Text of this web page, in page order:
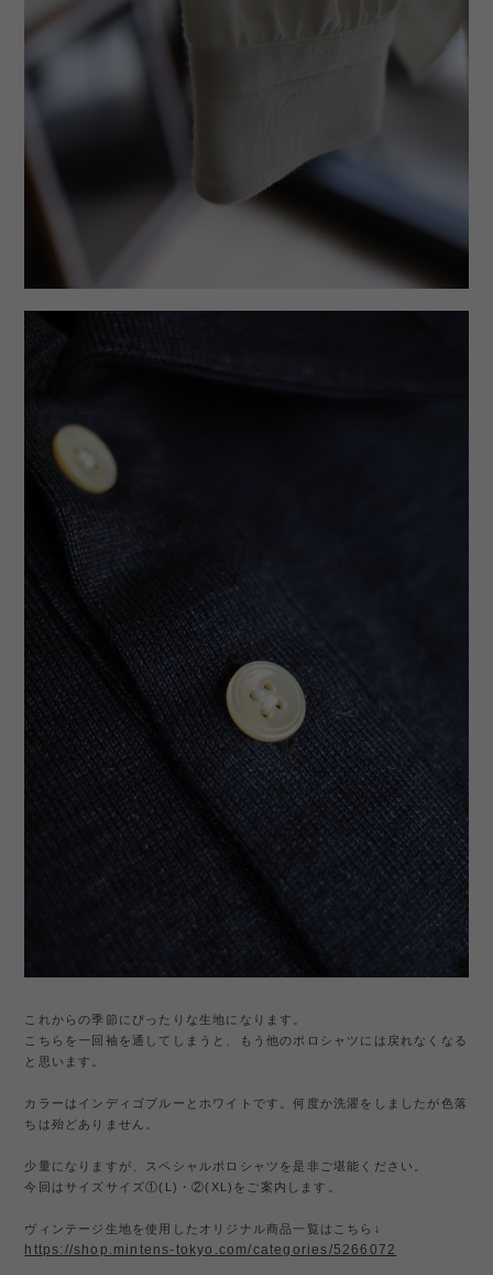
これからの季節にぴったりな生地になります。
こちらを一回袖を通してしまうと、もう他のポロシャツには戻れなくなる
と思います。
カラーはインディゴブルーとホワイトです。何度か洗濯をしましたが色落
ちは殆どありません。
少量になりますが、スペシャルポロシャツを是非ご堪能ください。
今回はサイズサイズ①(L)・②(XL)をご案内します。
ヴィンテージ生地を使用したオリジナル商品一覧はこちら↓
https://shop.mintens-tokyo.com/categories/5266072